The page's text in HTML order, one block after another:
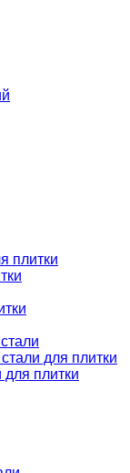
плитки
для плитки
плитки